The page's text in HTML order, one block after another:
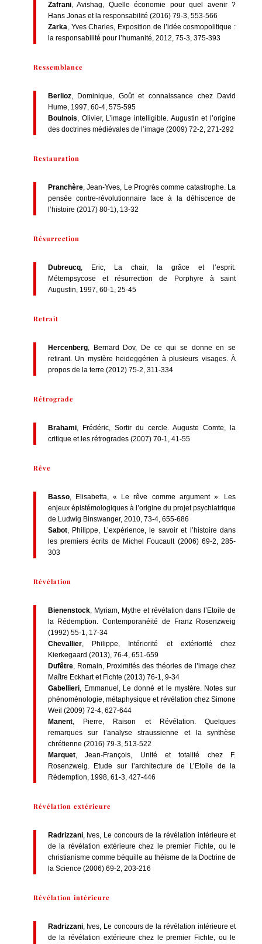
Zafrani, Avishag, Quelle économie pour quel avenir ?
Hans Jonas et la responsabilité (2016) 79-3, 553-566
Zarka, Yves Charles, Exposition de l’idée cosmopolitique :
la responsabilité pour l’humanité, 2012, 75-3, 375-393
Ressemblance
Berlioz, Dominique, Goût et connaissance chez David
Hume, 1997, 60-4, 575-595
Boulnois, Olivier, L’image intelligible. Augustin et l’origine
des doctrines médiévales de l’image (2009) 72-2, 271-292
Restauration
Pranchère, Jean-Yves, Le Progrès comme catastrophe. La
pensée contre-révolutionnaire face à la déhiscence de
l’histoire (2017) 80-1), 13-32
Résurrection
Dubreucq, Eric, La chair, la grâce et l’esprit.
Métempsycose et résurrection de Porphyre à saint
Augustin, 1997, 60-1, 25-45
Retrait
Hercenberg, Bernard Dov, De ce qui se donne en se
retirant. Un mystère heideggérien à plusieurs visages. À
propos de la terre (2012) 75-2, 311-334
Rétrograde
Brahami, Frédéric, Sortir du cercle. Auguste Comte, la
critique et les rétrogrades (2007) 70-1, 41-55
Rêve
Basso, Elisabetta, « Le rêve comme argument ». Les
enjeux épistémologiques à l’origine du projet psychiatrique
de Ludwig Binswanger, 2010, 73-4, 655-686
Sabot, Philippe, L’expérience, le savoir et l’histoire dans
les premiers écrits de Michel Foucault (2006) 69-2, 285-
303
Révélation
Bienenstock, Myriam, Mythe et révélation dans l’Etoile de
la Rédemption. Contemporanéité de Franz Rosenzweig
(1992) 55-1, 17-34
Chevallier, Philippe, Intériorité et extériorité chez
Kierkegaard (2013), 76-4, 651-659
Dufêtre, Romain, Proximités des théories de l’image chez
Maître Eckhart et Fichte (2013) 76-1, 9-34
Gabellieri, Emmanuel, Le donné et le mystère. Notes sur
phénoménologie, métaphysique et révélation chez Simone
Weil (2009) 72-4, 627-644
Manent, Pierre, Raison et Révélation. Quelques
remarques sur l’analyse straussienne et la synthèse
chrétienne (2016) 79-3, 513-522
Marquet, Jean-François, Unité et totalité chez F.
Rosenzweig. Etude sur l’architecture de L’Etoile de la
Rédemption, 1998, 61-3, 427-446
Révélation extérieure
Radrizzani, Ives, Le concours de la révélation intérieure et
de la révélation extérieure chez le premier Fichte, ou le
christianisme comme béquille au théisme de la Doctrine de
la Science (2006) 69-2, 203-216
Révélation intérieure
Radrizzani, Ives, Le concours de la révélation intérieure et
de la révélation extérieure chez le premier Fichte, ou le